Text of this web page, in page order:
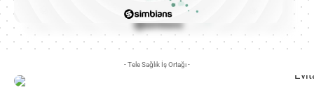
- Tele Sağlık İş Ortağı -